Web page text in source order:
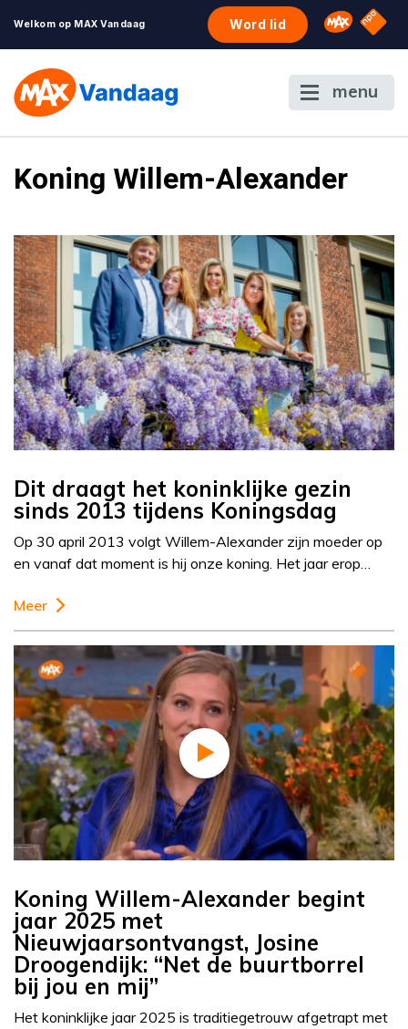
Welkom op MAX Vandaag Word lid Omroep
NPO
menu
Koning Willem-Alexander
Dit draagt het koninklijke gezin
sinds 2013 tijdens Koningsdag
Op 30 april 2013 volgt Willem-Alexander zijn moeder op
en vanaf dat moment is hij onze koning. Het jaar erop…
Meer
Koning Willem-Alexander begint
jaar 2025 met
Nieuwjaarsontvangst, Josine
Droogendijk: “Net de buurtborrel
bij jou en mij”
Het koninklijke jaar 2025 is traditiegetrouw afgetrapt met